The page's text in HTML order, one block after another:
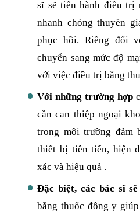
phương pháp điều trị thích
Với những trường hợp
sĩ sẽ tiến hành điều trị
nhanh chóng thuyên
phục hồi. Riêng đối
chuyển sang mức độ
với việc điều trị bằng
Với những trường hợp
cần can thiệp ngoại
trong môi trường đảm
thiết bị tiên tiến, hiện